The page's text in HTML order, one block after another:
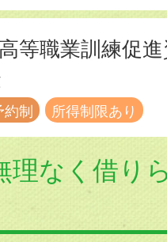
等職業訓練促
約制 所得制限あり
理なく借り